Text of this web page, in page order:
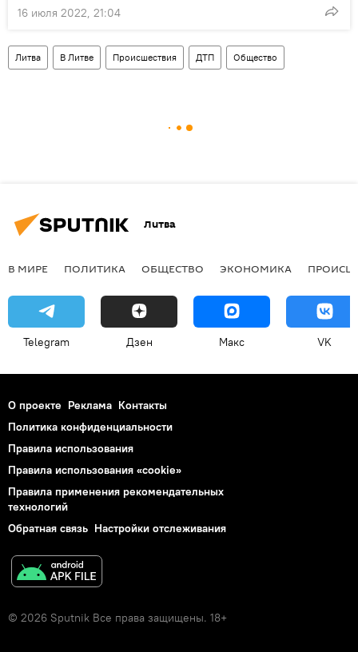
16 июля 2022, 21:04
Литва В Литве Происшествия ДТП Общество
Литва
В МИРЕ ПОЛИТИКА ОБЩЕСТВО ЭКОНОМИКА
Telegram Дзен Макс VK
О проекте Реклама Контакты
Политика конфиденциальности
Правила использования
Правила использования «cookie»
Правила применения рекомендательных
технологий
Обратная связь Настройки отслеживания
© 2026 Sputnik Все права защищены. 18+